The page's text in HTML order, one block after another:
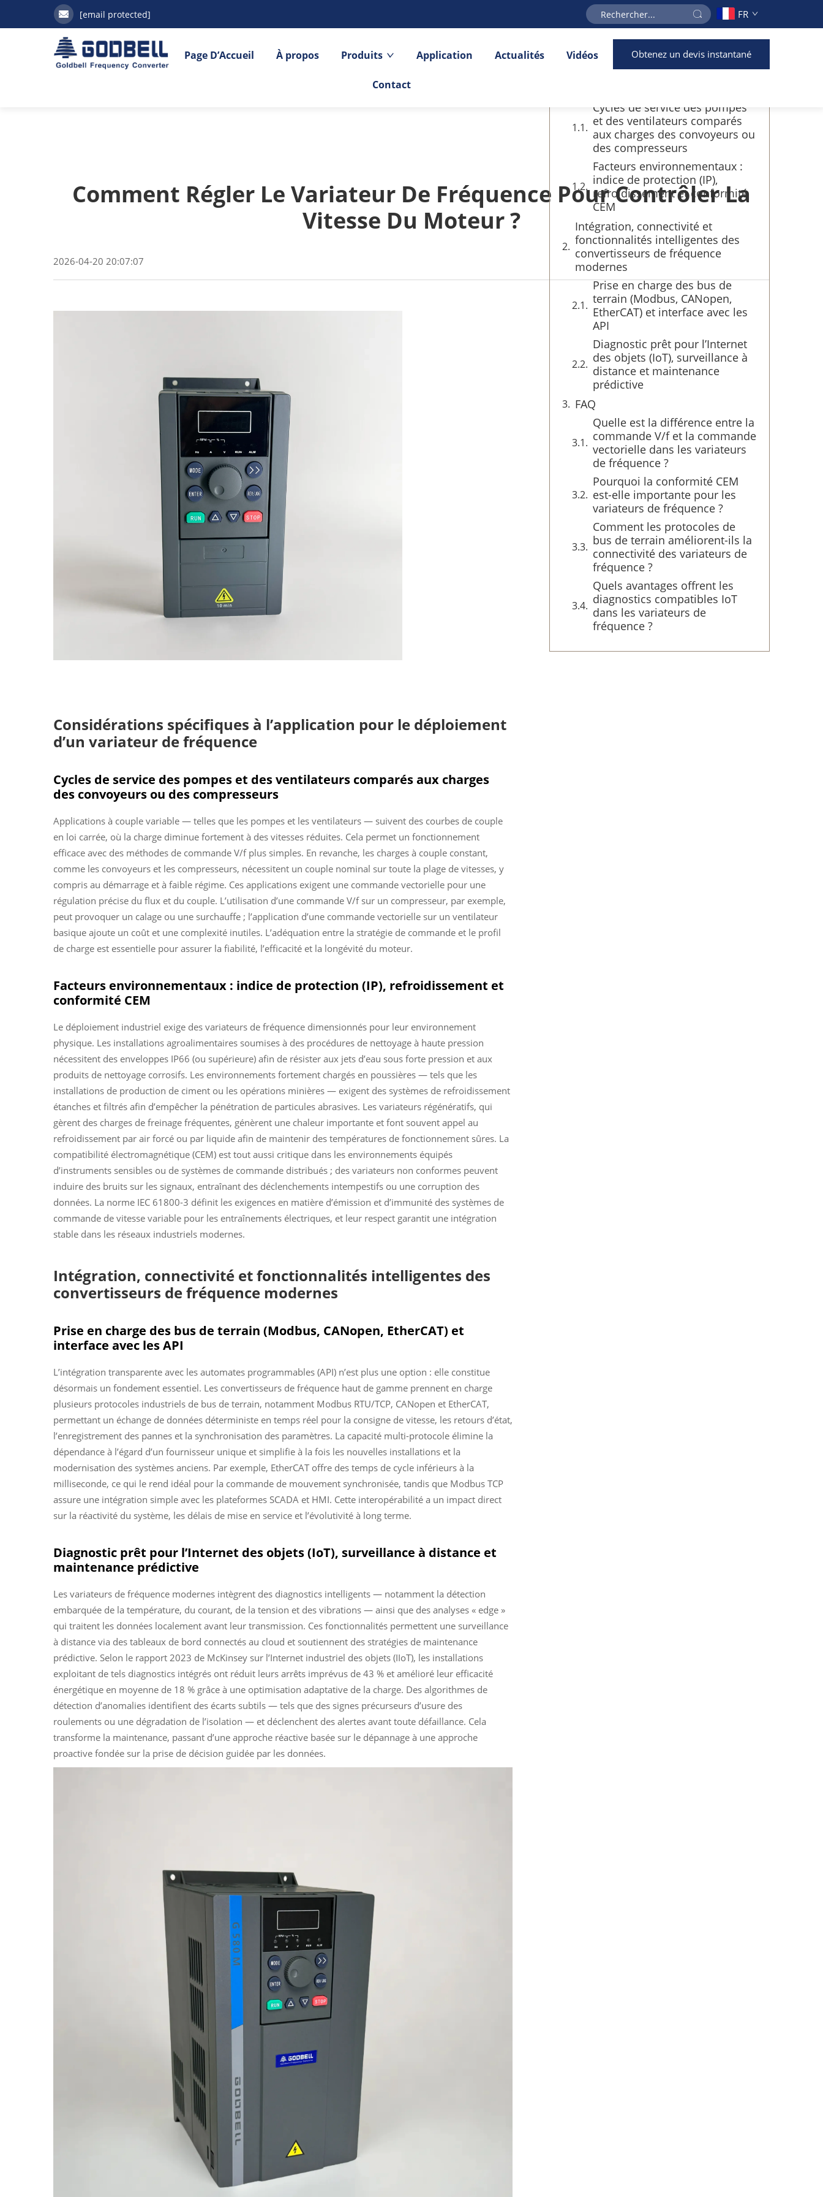
[email protected] FR
Page D’Accueil À propos Produits Application Actualités Vidéos
Contact
Obtenez un devis instantané
Comment Régler Le Variateur De Fréquence Pour Contrôler La
Vitesse Du Moteur ?
2026-04-20 20:07:07
Considérations spécifiques à l’application pour le déploiement
d’un variateur de fréquence
Cycles de service des pompes et des ventilateurs comparés aux charges
des convoyeurs ou des compresseurs
Applications à couple variable — telles que les pompes et les ventilateurs — suivent des courbes de couple
en loi carrée, où la charge diminue fortement à des vitesses réduites. Cela permet un fonctionnement
efficace avec des méthodes de commande V/f plus simples. En revanche, les charges à couple constant,
comme les convoyeurs et les compresseurs, nécessitent un couple nominal sur toute la plage de vitesses, y
compris au démarrage et à faible régime. Ces applications exigent une commande vectorielle pour une
régulation précise du flux et du couple. L’utilisation d’une commande V/f sur un compresseur, par exemple,
peut provoquer un calage ou une surchauffe ; l’application d’une commande vectorielle sur un ventilateur
basique ajoute un coût et une complexité inutiles. L’adéquation entre la stratégie de commande et le profil
de charge est essentielle pour assurer la fiabilité, l’efficacité et la longévité du moteur.
Facteurs environnementaux : indice de protection (IP), refroidissement et
conformité CEM
Le déploiement industriel exige des variateurs de fréquence dimensionnés pour leur environnement
physique. Les installations agroalimentaires soumises à des procédures de nettoyage à haute pression
nécessitent des enveloppes IP66 (ou supérieure) afin de résister aux jets d’eau sous forte pression et aux
produits de nettoyage corrosifs. Les environnements fortement chargés en poussières — tels que les
installations de production de ciment ou les opérations minières — exigent des systèmes de refroidissement
étanches et filtrés afin d’empêcher la pénétration de particules abrasives. Les variateurs régénératifs, qui
gèrent des charges de freinage fréquentes, génèrent une chaleur importante et font souvent appel au
refroidissement par air forcé ou par liquide afin de maintenir des températures de fonctionnement sûres. La
compatibilité électromagnétique (CEM) est tout aussi critique dans les environnements équipés
d’instruments sensibles ou de systèmes de commande distribués ; des variateurs non conformes peuvent
induire des bruits sur les signaux, entraînant des déclenchements intempestifs ou une corruption des
données. La norme IEC 61800-3 définit les exigences en matière d’émission et d’immunité des systèmes de
commande de vitesse variable pour les entraînements électriques, et leur respect garantit une intégration
stable dans les réseaux industriels modernes.
Intégration, connectivité et fonctionnalités intelligentes des
convertisseurs de fréquence modernes
Prise en charge des bus de terrain (Modbus, CANopen, EtherCAT) et
interface avec les API
L’intégration transparente avec les automates programmables (API) n’est plus une option : elle constitue
désormais un fondement essentiel. Les convertisseurs de fréquence haut de gamme prennent en charge
plusieurs protocoles industriels de bus de terrain, notamment Modbus RTU/TCP, CANopen et EtherCAT,
permettant un échange de données déterministe en temps réel pour la consigne de vitesse, les retours d’état,
l’enregistrement des pannes et la synchronisation des paramètres. La capacité multi-protocole élimine la
dépendance à l’égard d’un fournisseur unique et simplifie à la fois les nouvelles installations et la
modernisation des systèmes anciens. Par exemple, EtherCAT offre des temps de cycle inférieurs à la
milliseconde, ce qui le rend idéal pour la commande de mouvement synchronisée, tandis que Modbus TCP
assure une intégration simple avec les plateformes SCADA et HMI. Cette interopérabilité a un impact direct
sur la réactivité du système, les délais de mise en service et l’évolutivité à long terme.
Diagnostic prêt pour l’Internet des objets (IoT), surveillance à distance et
maintenance prédictive
Les variateurs de fréquence modernes intègrent des diagnostics intelligents — notamment la détection
embarquée de la température, du courant, de la tension et des vibrations — ainsi que des analyses « edge »
qui traitent les données localement avant leur transmission. Ces fonctionnalités permettent une surveillance
à distance via des tableaux de bord connectés au cloud et soutiennent des stratégies de maintenance
prédictive. Selon le rapport 2023 de McKinsey sur l’Internet industriel des objets (IIoT), les installations
exploitant de tels diagnostics intégrés ont réduit leurs arrêts imprévus de 43 % et amélioré leur efficacité
énergétique en moyenne de 18 % grâce à une optimisation adaptative de la charge. Des algorithmes de
détection d’anomalies identifient des écarts subtils — tels que des signes précurseurs d’usure des
roulements ou une dégradation de l’isolation — et déclenchent des alertes avant toute défaillance. Cela
transforme la maintenance, passant d’une approche réactive basée sur le dépannage à une approche
proactive fondée sur la prise de décision guidée par les données.
Table des matières
Considérations spécifiques à
Cycles de service des pompes
et des ventilateurs comparés
aux charges des convoyeurs ou
des compresseurs
Facteurs environnementaux :
indice de protection (IP),
refroidissement et conformité
CEM
Intégration, connectivité et
fonctionnalités intelligentes des
convertisseurs de fréquence
modernes
Prise en charge des bus de
terrain (Modbus, CANopen,
EtherCAT) et interface avec les
API
Diagnostic prêt pour l’Internet
des objets (IoT), surveillance à
distance et maintenance
prédictive
FAQ
Quelle est la différence entre la
commande V/f et la commande
vectorielle dans les variateurs
de fréquence ?
Pourquoi la conformité CEM
est-elle importante pour les
variateurs de fréquence ?
Comment les protocoles de
bus de terrain améliorent-ils la
connectivité des variateurs de
fréquence ?
Quels avantages offrent les
diagnostics compatibles IoT
dans les variateurs de
fréquence ?